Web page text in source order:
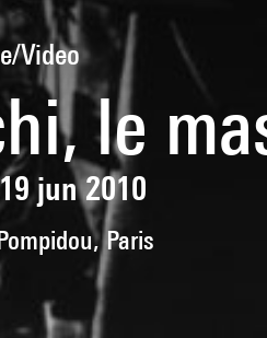
Video
le
jun 2010
Paris